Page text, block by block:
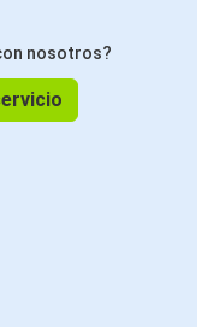
nosotros?